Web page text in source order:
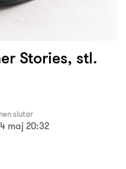
Stories, stl.
slutar
maj 20:32